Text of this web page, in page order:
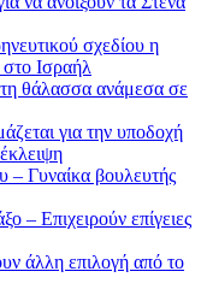
σχεδίου η
Ισραήλ
θάλασσα ανάμεσα σε
για την υποδοχή
– Γυναίκα βουλευτής
– Επιχειρούν επίγειες
άλλη επιλογή από το